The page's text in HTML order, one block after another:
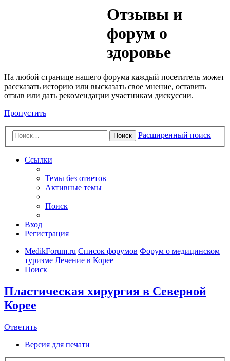
Отзывы и
форум о
здоровье
На любой странице нашего форума каждый посетитель может
рассказать историю или высказать свое мнение, оставить
отзыв или дать рекомендации участникам дискуссии.
Пропустить
Поиск Расширенный поиск
Ссылки
Темы без ответов
Активные темы
Поиск
Вход
Регистрация
MedikForum.ru Список форумов Форум о медицинском
туризме Лечение в Корее
Поиск
Пластическая хирургия в Северной
Корее
Ответить
Версия для печати